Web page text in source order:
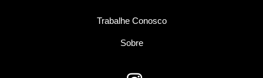
Trabalhe Conosco
Sobre